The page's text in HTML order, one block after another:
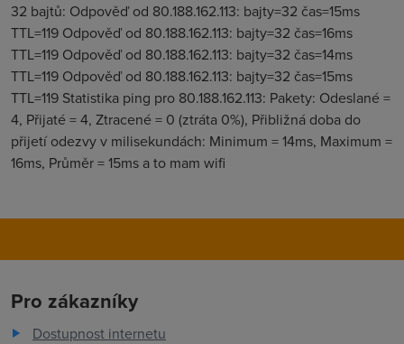
32 bajtů: Odpověď od 80.188.162.113: bajty=32 čas=15ms
TTL=119 Odpověď od 80.188.162.113: bajty=32 čas=16ms
TTL=119 Odpověď od 80.188.162.113: bajty=32 čas=14ms
TTL=119 Odpověď od 80.188.162.113: bajty=32 čas=15ms
TTL=119 Statistika ping pro 80.188.162.113: Pakety: Odeslané =
4, Přijaté = 4, Ztracené = 0 (ztráta 0%), Přibližná doba do
přijetí odezvy v milisekundách: Minimum = 14ms, Maximum =
16ms, Průměr = 15ms a to mam wifi
Pro zákazníky
Dostupnost internetu